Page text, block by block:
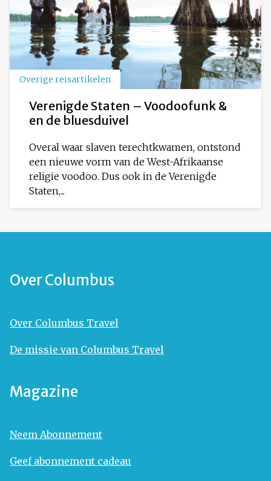
Overige reisartikelen
Verenigde Staten – Voodoofunk &
en de bluesduivel
Overal waar slaven terechtkwamen, ontstond
een nieuwe vorm van de West-Afrikaanse
religie voodoo. Dus ook in de Verenigde
Staten,...
Over Columbus
Over Columbus Travel
De missie van Columbus Travel
Magazine
Neem Abonnement
Geef abonnement cadeau